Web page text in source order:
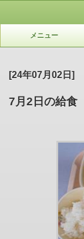
メニュー
[24年07月02日]
7月2日の給食